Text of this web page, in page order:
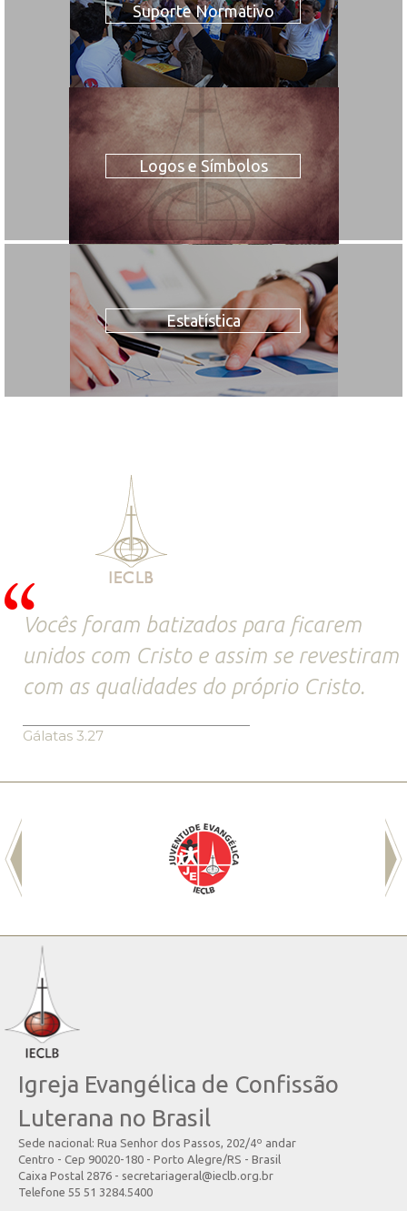
Suporte Normativo
Logos e Símbolos
Estatística
Vocês foram batizados para ficarem
unidos com Cristo e assim se revestiram
com as qualidades do próprio Cristo.
Gálatas 3.27
Igreja Evangélica de Confissão
Luterana no Brasil
Sede nacional: Rua Senhor dos Passos, 202/4º andar
Centro - Cep 90020-180 - Porto Alegre/RS - Brasil
Caixa Postal 2876 - secretariageral@ieclb.org.br
Telefone 55 51 3284.5400